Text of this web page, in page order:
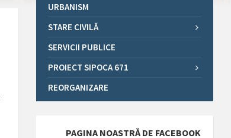
URBANISM
STARE CIVILĂ
SERVICII PUBLICE
PROIECT SIPOCA 671
REORGANIZARE
PAGINA NOASTRĂ DE FACEBOOK